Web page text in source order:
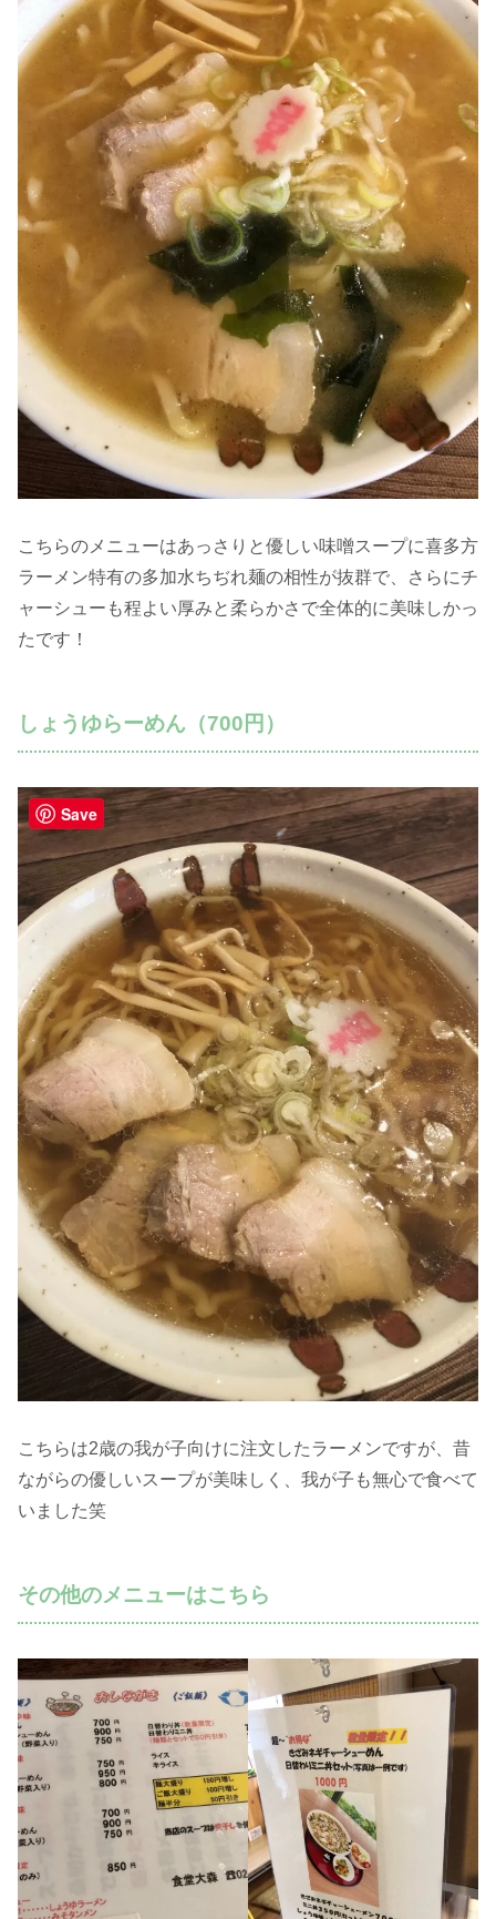
こちらのメニューはあっさりと優しい味噌スープに喜多方
ラーメン特有の多加水ちぢれ麺の相性が抜群で、さらにチ
ャーシューも程よい厚みと柔らかさで全体的に美味しかっ
たです！
しょうゆらーめん（700円）
こちらは2歳の我が子向けに注文したラーメンですが、昔
ながらの優しいスープが美味しく、我が子も無心で食べて
いました笑
その他のメニューはこちら
Save